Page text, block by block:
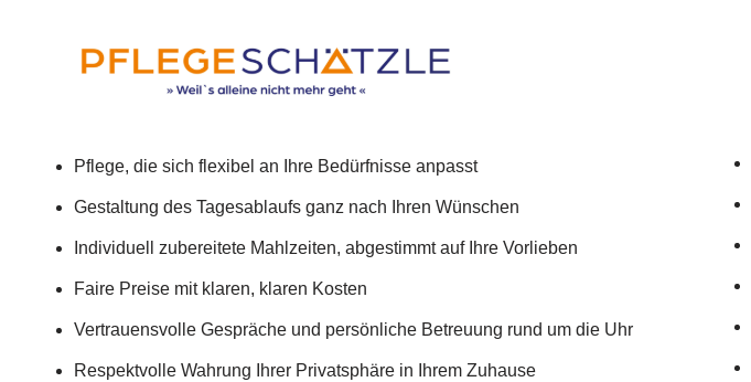
Pflege, die sich flexibel an Ihre Bedürfnisse anpasst
Gestaltung des Tagesablaufs ganz nach Ihren Wünschen
Individuell zubereitete Mahlzeiten, abgestimmt auf Ihre Vorlieben
Faire Preise mit klaren, klaren Kosten
Vertrauensvolle Gespräche und persönliche Betreuung rund um die Uhr
Respektvolle Wahrung Ihrer Privatsphäre in Ihrem Zuhause